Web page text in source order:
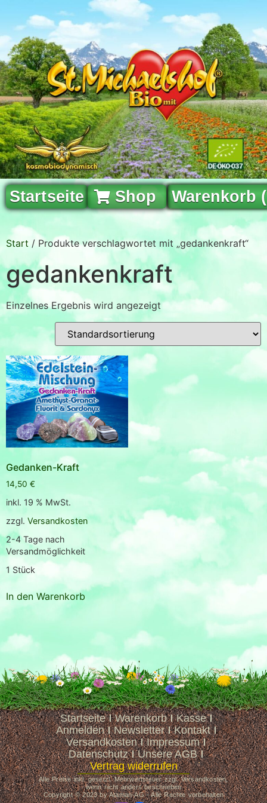
Startseite Shop Warenkorb
Start / Produkte verschlagwortet mit „gedankenkraft“
gedankenkraft
Einzelnes Ergebnis wird angezeigt
Gedanken-Kraft
14,50 €
inkl. 19 % MwSt.
zzgl. Versandkosten
2-4 Tage nach
Versandmöglichkeit
1 Stück
In den Warenkorb
Startseite Warenkorb
Kasse
Anmelden
Newsletter
Kontakt
Versandkosten
Impressum
Datenschutz
Unsere AGB
Vertrag widerrufen
Alle Preise inkl. gesetzl. Mehrwertsteuer zzgl. Versandkosten,
wenn nicht anders beschrieben
Copyright © 2023 by Ataman-AG - Alle Rechte vorbehalten